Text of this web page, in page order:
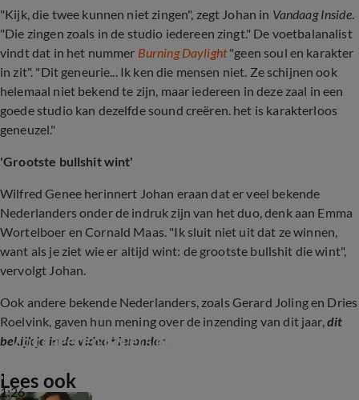
"Kijk, die twee kunnen niet zingen", zegt Johan in Vandaag Inside.
"Die zingen zoals in de studio iedereen zingt." De voetbalanalist
vindt dat in het nummer Burning Daylight"geen soul en karakter
in zit". "Dit geneurie... Ik ken die mensen niet. Ze schijnen ook
helemaal niet bekend te zijn, maar iedereen in deze zaal in een
goede studio kan dezelfde sound creëren. het is karakterloos
geneuzel."
'Grootste bullshit wint'
Wilfred Genee herinnert Johan eraan dat er veel bekende
Nederlanders onder de indruk zijn van het duo, denk aan Emma
Wortelboer en Cornald Maas. "Ik sluit niet uit dat ze winnen,
want als je ziet wie er altijd wint: de grootste bullshit die wint",
vervolgt Johan.
Ook andere bekende Nederlanders, zoals Gerard Joling en Dries
Roelvink, gaven hun mening over de inzending van dit jaar,dit
bekijk je in de video hieronder.
1:26
Zo reageren BN'ers op songfestivalinzending
Lees ook